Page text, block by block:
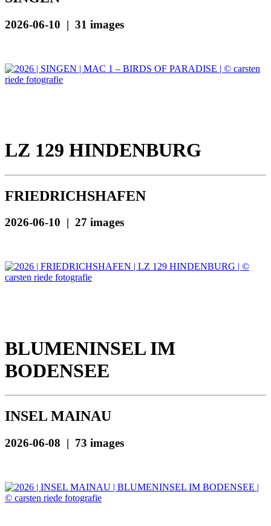
2026-06-10 | 31 images
LZ 129 HINDENBURG
FRIEDRICHSHAFEN
2026-06-10 | 27 images
BLUMENINSEL IM
BODENSEE
INSEL MAINAU
2026-06-08 | 73 images